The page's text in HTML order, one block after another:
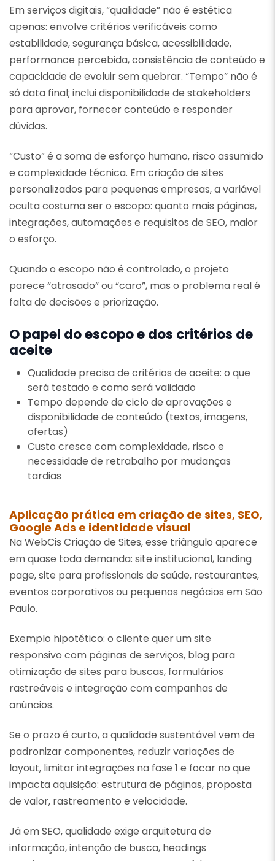
Em serviços digitais, “qualidade” não é estética
apenas: envolve critérios verificáveis como
estabilidade, segurança básica, acessibilidade,
performance percebida, consistência de conteúdo e
capacidade de evoluir sem quebrar. “Tempo” não é
só data final; inclui disponibilidade de stakeholders
para aprovar, fornecer conteúdo e responder
dúvidas.
“Custo” é a soma de esforço humano, risco assumido
e complexidade técnica. Em criação de sites
personalizados para pequenas empresas, a variável
oculta costuma ser o escopo: quanto mais páginas,
integrações, automações e requisitos de SEO, maior
o esforço.
Quando o escopo não é controlado, o projeto
parece “atrasado” ou “caro”, mas o problema real é
falta de decisões e priorização.
O papel do escopo e dos critérios de
aceite
Qualidade precisa de critérios de aceite: o que
será testado e como será validado
Tempo depende de ciclo de aprovações e
disponibilidade de conteúdo (textos, imagens,
ofertas)
Custo cresce com complexidade, risco e
necessidade de retrabalho por mudanças
tardias
Aplicação prática em criação de sites, SEO,
Google Ads e identidade visual
Na WebCis Criação de Sites, esse triângulo aparece
em quase toda demanda: site institucional, landing
page, site para profissionais de saúde, restaurantes,
eventos corporativos ou pequenos negócios em São
Paulo.
Exemplo hipotético: o cliente quer um site
responsivo com páginas de serviços, blog para
otimização de sites para buscas, formulários
rastreáveis e integração com campanhas de
anúncios.
Se o prazo é curto, a qualidade sustentável vem de
padronizar componentes, reduzir variações de
layout, limitar integrações na fase 1 e focar no que
impacta aquisição: estrutura de páginas, proposta
de valor, rastreamento e velocidade.
Já em SEO, qualidade exige arquitetura de
informação, intenção de busca, headings